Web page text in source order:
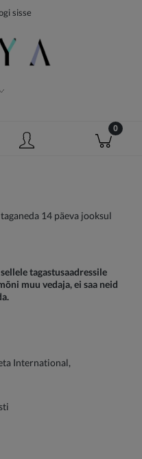
sisse
14 päeva jooksul
tagastusaadressile
muu vedaja, ei saa neid
International,